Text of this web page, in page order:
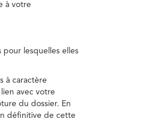
à votre
pour lesquelles elles
à caractère
avec votre
du dossier. En
définitive de cette